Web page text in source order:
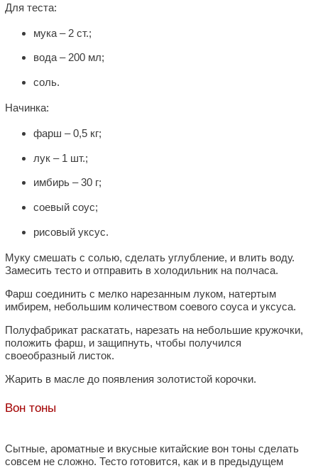
Для теста:
мука – 2 ст.;
вода – 200 мл;
соль.
Начинка:
фарш – 0,5 кг;
лук – 1 шт.;
имбирь – 30 г;
соевый соус;
рисовый уксус.
Муку смешать с солью, сделать углубление, и влить воду.
Замесить тесто и отправить в холодильник на полчаса.
Фарш соединить с мелко нарезанным луком, натертым
имбирем, небольшим количеством соевого соуса и уксуса.
Полуфабрикат раскатать, нарезать на небольшие кружочки,
положить фарш, и защипнуть, чтобы получился
своеобразный листок.
Жарить в масле до появления золотистой корочки.
Вон тоны
Сытные, ароматные и вкусные китайские вон тоны сделать
совсем не сложно. Тесто готовится, как и в предыдущем